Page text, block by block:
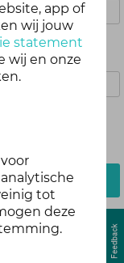
app of
wij jouw
statement
wij en onze
tot
deze